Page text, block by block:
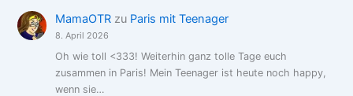
MamaOTRzu Paris mit Teenager
8. April 2026
Oh wie toll <333! Weiterhin ganz tolle Tage euch
zusammen in Paris! Mein Teenager ist heute noch happy,
wenn sie…